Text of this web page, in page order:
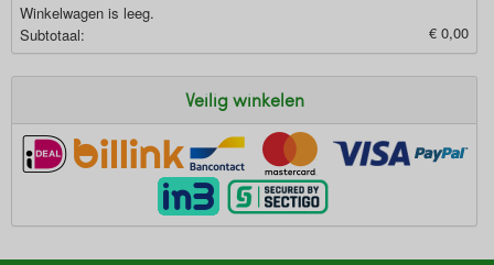
Winkelwagen is leeg.
Subtotaal:
€ 0,00
Veilig winkelen